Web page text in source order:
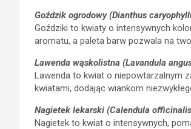
Goździk ogrodowy (Dianthus
Goździki to kwiaty o intensywnych
aromatu, a paleta barw pozwala na
Lawenda wąskolistna (Lavandula
Lawenda to kwiat o niepowtarzalnym
kwiatami, dodając wiankom
Nagietek lekarski (Calendula
Nagietek to kwiat o intensywnych,